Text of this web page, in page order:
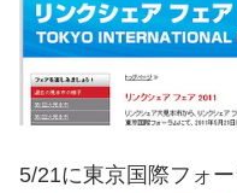
5/21に東京国際フォ